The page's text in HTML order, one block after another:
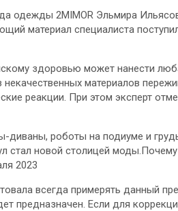
одежды 2MIMOR Эльмира
материал специалиста
здоровью может нанести
некачественных материалов
реакции. При этом эксперт
диваны, роботы на подиуме и
стал новой столицей
2023
всегда примерять данный
предназначен. Если для